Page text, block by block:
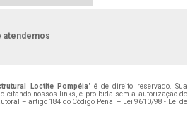
atendemos
Loctite Pompéia" é de direito reservado. Sua
citando nossos links, é proibida sem a autorização do
– artigo 184 do Código Penal –
Lei 9610/98 - Lei de